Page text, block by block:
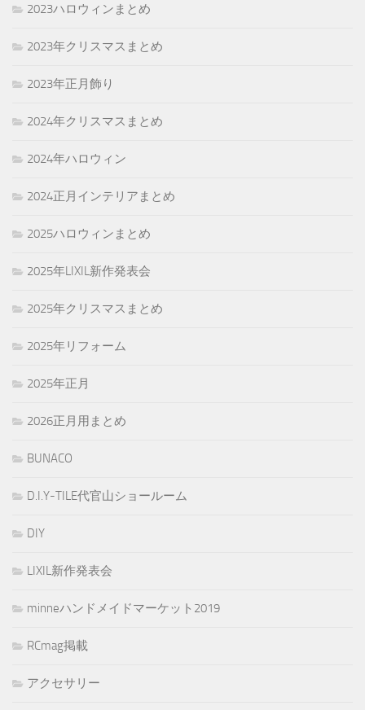
2023ハロウィンまとめ
2023年クリスマスまとめ
2023年正月飾り
2024年クリスマスまとめ
2024年ハロウィン
2024正月インテリアまとめ
2025ハロウィンまとめ
2025年LIXIL新作発表会
2025年クリスマスまとめ
2025年リフォーム
2025年正月
2026正月用まとめ
BUNACO
D.I.Y-TILE代官山ショールーム
DIY
LIXIL新作発表会
minneハンドメイドマーケット2019
RCmag掲載
アクセサリー